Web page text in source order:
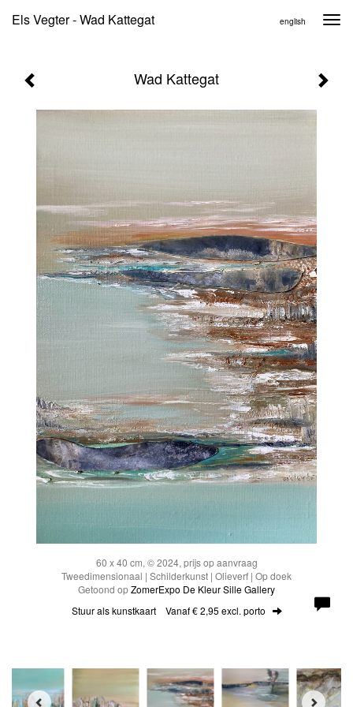
Els Vegter - Wad Kattegat english
Wad Kattegat
60 x 40 cm, © 2024, prijs op aanvraag
Tweedimensionaal | Schilderkunst | Olieverf | Op doek
Getoond opZomerExpo De Kleur Sille Gallery
Stuur als kunstkaart Vanaf € 2,95 excl. porto